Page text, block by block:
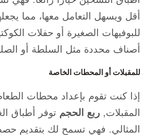
أقل ويسهل التعامل معها، مما
للبوفيهات الصغيرة أو حفلات
أصناف محددة مثل السلطة أو
للمقبلات أو المحطات الخاصة
إذا كنت تقوم بإعداد محطات
المقبلات,ربع الحجم توفر أطباق
المثالي. فهي تسمح لك بتقديم